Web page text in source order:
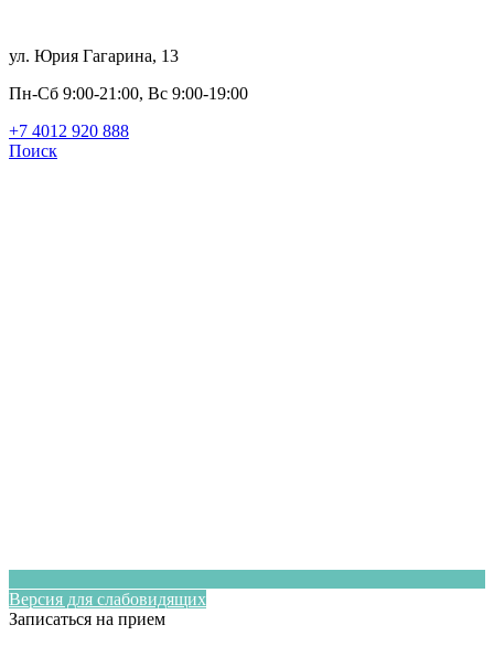
ул. Юрия Гагарина, 13
Пн-Сб 9:00-21:00, Вс 9:00-19:00
+7 4012 920 888
Поиск
Версия для слабовидящих
Записаться на прием